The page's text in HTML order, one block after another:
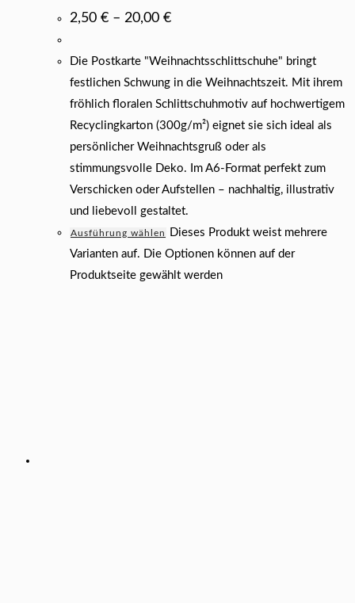
2,50 € – 20,00 €
Die Postkarte "Weihnachtsschlittschuhe" bringt
festlichen Schwung in die Weihnachtszeit. Mit ihrem
fröhlich floralen Schlittschuhmotiv auf hochwertigem
Recyclingkarton (300g/m²) eignet sie sich ideal als
persönlicher Weihnachtsgruß oder als
stimmungsvolle Deko. Im A6-Format perfekt zum
Verschicken oder Aufstellen – nachhaltig, illustrativ
und liebevoll gestaltet.
Ausführung wählen
Dieses Produkt weist mehrere
Varianten auf. Die Optionen können auf der
Produktseite gewählt werden